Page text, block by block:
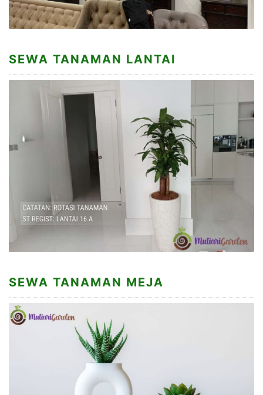
SEWA TANAMAN LANTAI
SEWA TANAMAN MEJA